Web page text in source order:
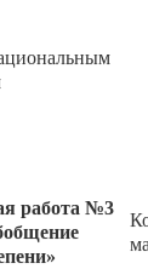
работа №3